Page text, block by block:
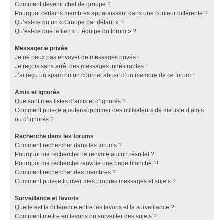
Comment devenir chef de groupe ?
Pourquoi certains membres apparaissent dans une couleur différente ?
Qu’est-ce qu’un « Groupe par défaut » ?
Qu’est-ce que le lien « L’équipe du forum » ?
Messagerie privée
Je ne peux pas envoyer de messages privés !
Je reçois sans arrêt des messages indésirables !
J’ai reçu un spam ou un courriel abusif d’un membre de ce forum !
Amis et ignorés
Que sont mes listes d’amis et d’ignorés ?
Comment puis-je ajouter/supprimer des utilisateurs de ma liste d’amis
ou d’ignorés ?
Recherche dans les forums
Comment rechercher dans les forums ?
Pourquoi ma recherche ne renvoie aucun résultat ?
Pourquoi ma recherche renvoie une page blanche ?!
Comment rechercher des membres ?
Comment puis-je trouver mes propres messages et sujets ?
Surveillance et favoris
Quelle est la différence entre les favoris et la surveillance ?
Comment mettre en favoris ou surveiller des sujets ?